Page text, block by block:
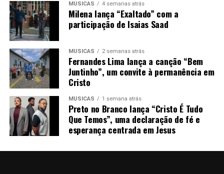
MÚSICAS 4 semanas atrás
Milena lança “Exaltado” com a
participação de Isaias Saad
MÚSICAS 2 semanas atrás
Fernandes Lima lança a canção “Bem
Juntinho”, um convite à permanência em
Cristo
MÚSICAS 1 semana atrás
Preto no Branco lança “Cristo É Tudo
Que Temos”, uma declaração de fé e
esperança centrada em Jesus